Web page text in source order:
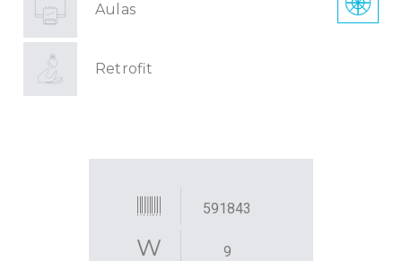
Aulas
Retrofit
591843
9